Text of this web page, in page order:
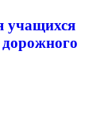
учащихся
дорожного